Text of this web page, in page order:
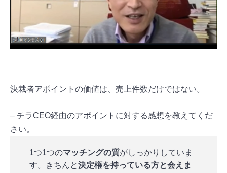
決裁者アポイントの価値は、売上件数だけではない。
– チラCEO経由のアポイントに対する感想を教えてくだ
さい。
1つ1つのマッチングの質がしっかりしていま
す。きちんと決定権を持っている方と会えま